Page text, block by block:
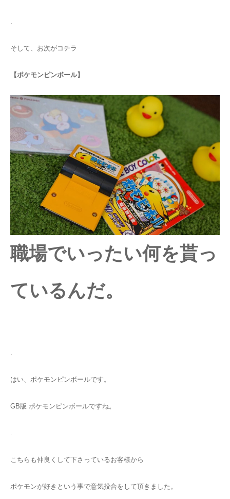
そして、お次がコチラ
【ポケモンピンボール】
職場でいったい何を貰っ
ているんだ。
はい、ポケモンピンボールです。
GB版 ポケモンピンボールですね。
こちらも仲良くして下さっているお客様から
ポケモンが好きという事で意気投合をして頂きました。